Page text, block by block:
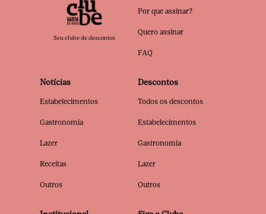
Seu clube de descontos
Por que assinar?
Quero assinar
FAQ
Notícias
Estabelecimentos
Gastronomia
Lazer
Receitas
Outros
Descontos
Todos os descontos
Estabelecimentos
Gastronomia
Lazer
Outros